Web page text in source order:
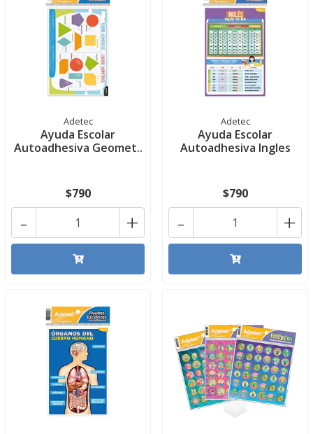
Adetec
Ayuda Escolar
Autoadhesiva Geomet..
$790
+
-
Adetec
Ayuda Escolar
Autoadhesiva Ingles
$790
+
-